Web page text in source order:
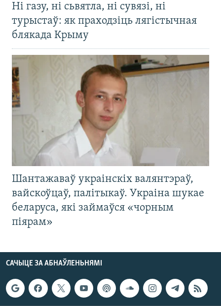
Ні газу, ні сьвятла, ні сувязі, ні
турыстаў: як праходзіць лягістычная
блякада Крыму
Шантажаваў украінскіх валянтэраў,
вайскоўцаў, палітыкаў. Украіна шукае
беларуса, які займаўся «чорным
піярам»
САЧЫЦЕ ЗА АБНАЎЛЕНЬНЯМІ